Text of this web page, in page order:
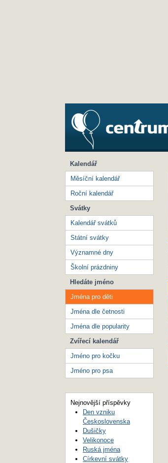
Kalendář
Měsíční kalendář
Roční kalendář
Svátky
Kalendář svátků
Státní svátky
Významné dny
Školní prázdniny
Hledáte jméno
Jména pro děti
Jména dle četnosti
Jména dle popularity
Zvířecí kalendář
Jméno pro kočku
Jméno pro psa
Nejnovější příspěvky
Den vzniku
Československa
Dušičky
Velikonoce
Ruská jména
Církevní svátky